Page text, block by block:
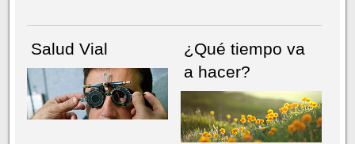
Salud Vial
¿Qué tiempo va
a hacer?